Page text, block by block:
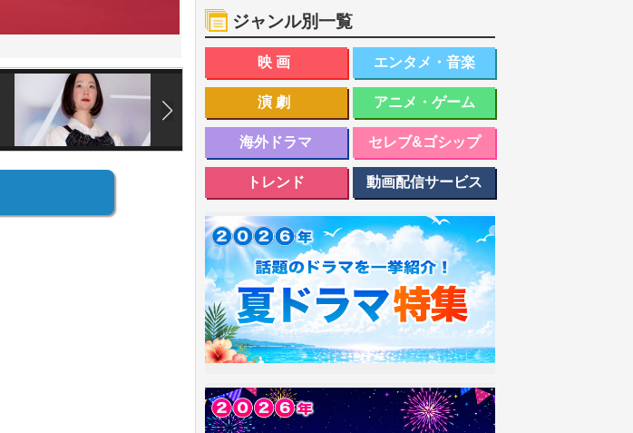
ジャンル別一覧
映画 エンタメ・音楽
演劇 アニメ・ゲーム
海外ドラマ セレブ&ゴシップ
トレンド 動画配信サービス